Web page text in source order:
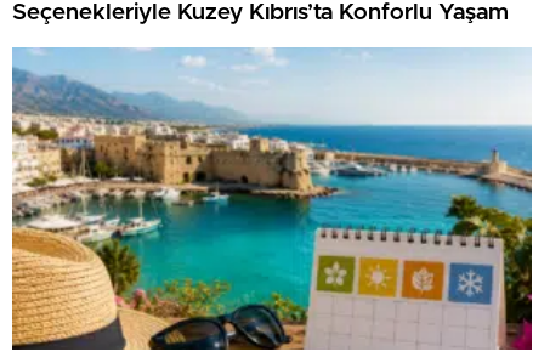
Seçenekleriyle Kuzey Kıbrıs’ta Konforlu Yaşam